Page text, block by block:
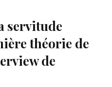
servitude
théorie de
de